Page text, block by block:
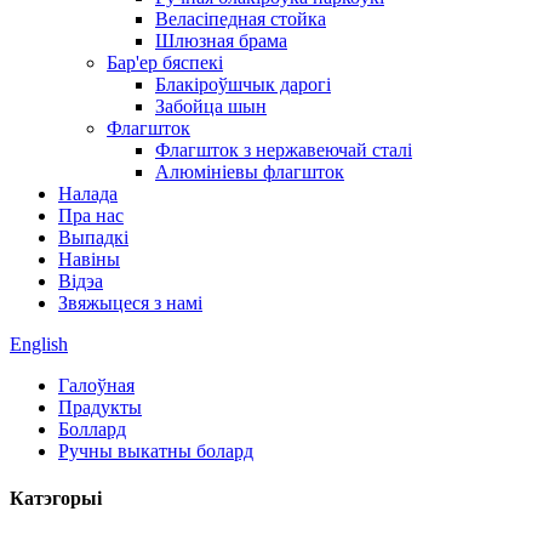
Веласіпедная стойка
Шлюзная брама
Бар'ер бяспекі
Блакіроўшчык дарогі
Забойца шын
Флагшток
Флагшток з нержавеючай сталі
Алюмініевы флагшток
Налада
Пра нас
Выпадкі
Навіны
Відэа
Звяжыцеся з намі
English
Галоўная
Прадукты
Боллард
Ручны выкатны болард
Катэгорыі